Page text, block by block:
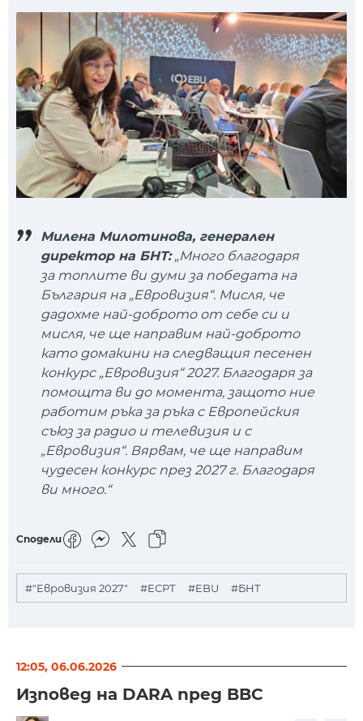
Милена Милотинова, генерален
директор на БНТ:„Много благодаря
за топлите ви думи за победата на
България на „Евровизия“. Мисля, че
дадохме най-доброто от себе си и
мисля, че ще направим най-доброто
като домакини на следващия песенен
конкурс „Евровизия“ 2027. Благодаря за
помощта ви до момента, защото ние
работим ръка за ръка с Европейския
съюз за радио и телевизия и с
„Евровизия“. Вярвам, че ще направим
чудесен конкурс през 2027 г. Благодаря
ви много.“
Сподели
#"Евровизия 2027" #ЕСРТ #EBU #БНТ
12:05, 06.06.2026
Изповед на DARA пред BBC